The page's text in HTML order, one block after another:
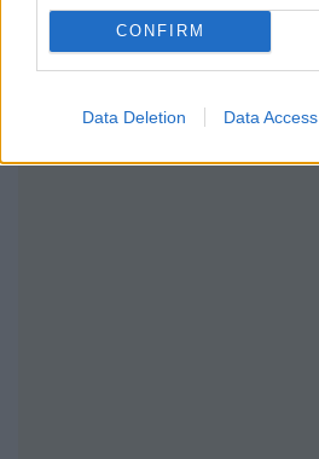
CONFIRM
Data Deletion Data Access